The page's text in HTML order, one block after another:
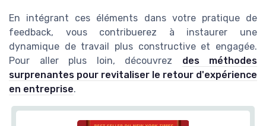
En intégrant ces éléments dans votre pratique de
feedback, vous contribuerez à instaurer une
dynamique de travail plus constructive et engagée.
Pour aller plus loin, découvrez des méthodes
surprenantes pour revitaliser le retour d'expérience
en entreprise.